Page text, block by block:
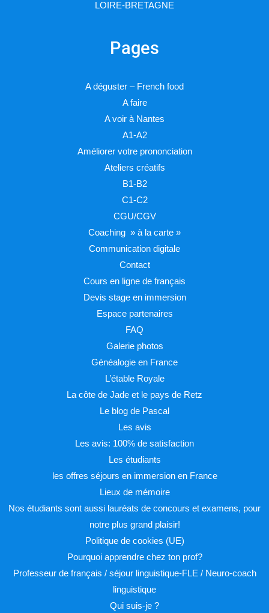
LOIRE-BRETAGNE
Pages
A déguster – French food
A faire
A voir à Nantes
A1-A2
Améliorer votre prononciation
Ateliers créatifs
B1-B2
C1-C2
CGU/CGV
Coaching » à la carte »
Communication digitale
Contact
Cours en ligne de français
Devis stage en immersion
Espace partenaires
FAQ
Galerie photos
Généalogie en France
L’étable Royale
La côte de Jade et le pays de Retz
Le blog de Pascal
Les avis
Les avis: 100% de satisfaction
Les étudiants
les offres séjours en immersion en France
Lieux de mémoire
Nos étudiants sont aussi lauréats de concours et examens, pour
notre plus grand plaisir!
Politique de cookies (UE)
Pourquoi apprendre chez ton prof?
Professeur de français / séjour linguistique-FLE / Neuro-coach
linguistique
Qui suis-je ?